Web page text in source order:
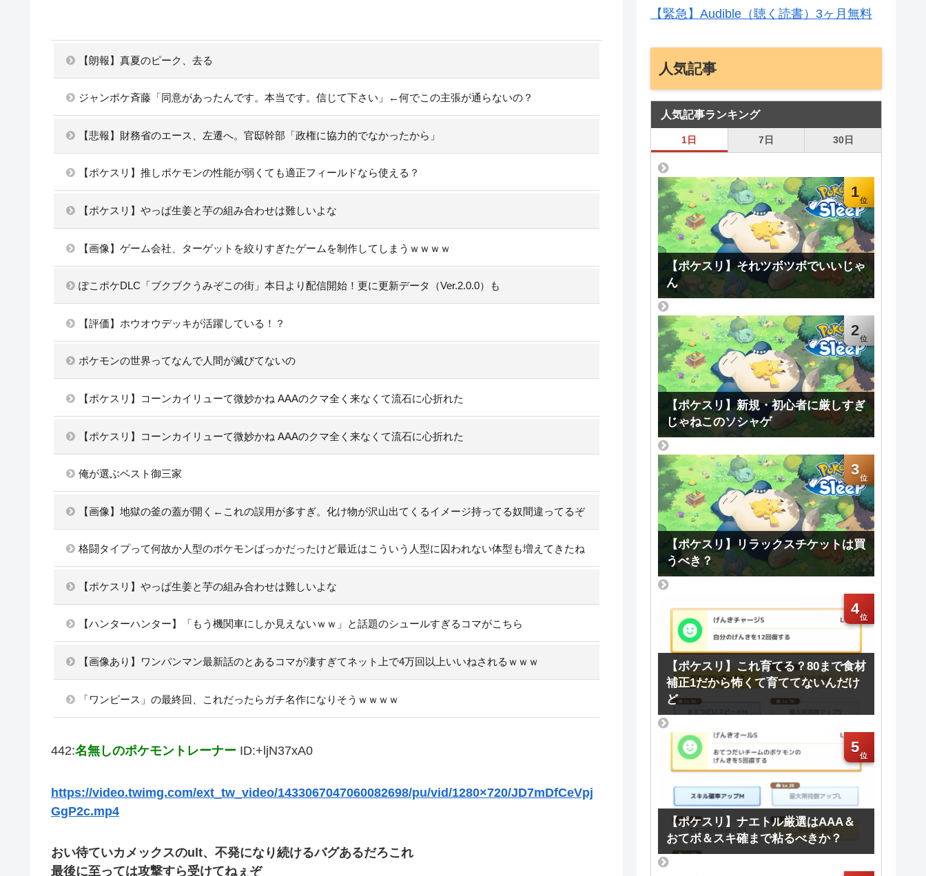
【朗報】真夏のピーク、去る
ジャンポケ斉藤「同意があったんです。本当です。信じて下さい」←何でこの主張が通らないの？
【悲報】財務省のエース、左遷へ。官邸幹部「政権に協力的でなかったから」
【ポケスリ】推しポケモンの性能が弱くても適正フィールドなら使える？
【ポケスリ】やっぱ生姜と芋の組み合わせは難しいよな
【画像】ゲーム会社、ターゲットを絞りすぎたゲームを制作してしまうｗｗｗｗ
ぽこポケDLC「ブクブクうみぞこの街」本日より配信開始！更に更新データ（Ver.2.0.0）も
【評価】ホウオウデッキが活躍している！？
ポケモンの世界ってなんで人間が滅びてないの
【ポケスリ】コーンカイリューて微妙かね AAAのクマ全く来なくて流石に心折れた
【ポケスリ】コーンカイリューて微妙かね AAAのクマ全く来なくて流石に心折れた
俺が選ぶベスト御三家
【画像】地獄の釜の蓋が開く←これの誤用が多すぎ。化け物が沢山出てくるイメージ持ってる奴間違ってるぞ
格闘タイプって何故か人型のポケモンばっかだったけど最近はこういう人型に囚われない体型も増えてきたね
【ポケスリ】やっぱ生姜と芋の組み合わせは難しいよな
【ハンターハンター】「もう機関車にしか見えないｗｗ」と話題のシュールすぎるコマがこちら
【画像あり】ワンパンマン最新話のとあるコマが凄すぎてネット上で4万回以上いいねされるｗｗｗ
「ワンピース」の最終回、これだったらガチ名作になりそうｗｗｗｗ
442:名無しのポケモントレーナー ID:+ljN37xA0
https://video.twimg.com/ext_tw_video/1433067047060082698/pu/vid/1280×720/JD7mDfCeVpj
GgP2c.mp4
おい待ていカメックスのult、不発になり続けるバグあるだろこれ
最後に至っては攻撃すら受けてねぇぞ
【緊急】Audible（聴く読書）3ヶ月無料
人気記事
人気記事ランキング
1日 7日 30日
1
【ポケスリ】それツボツボでいいじゃ
ん
2
【ポケスリ】新規・初心者に厳しすぎ
じゃねこのソシャゲ
3
【ポケスリ】リラックスチケットは買
うべき？
4
【ポケスリ】これ育てる？80まで食材
補正1だから怖くて育ててないんだけ
ど
5
【ポケスリ】ナエトル厳選はAAA＆
おてボ＆スキ確まで粘るべきか？